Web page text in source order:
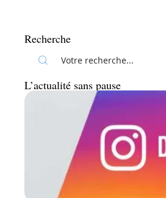
Recherche
L’actualité sans pause